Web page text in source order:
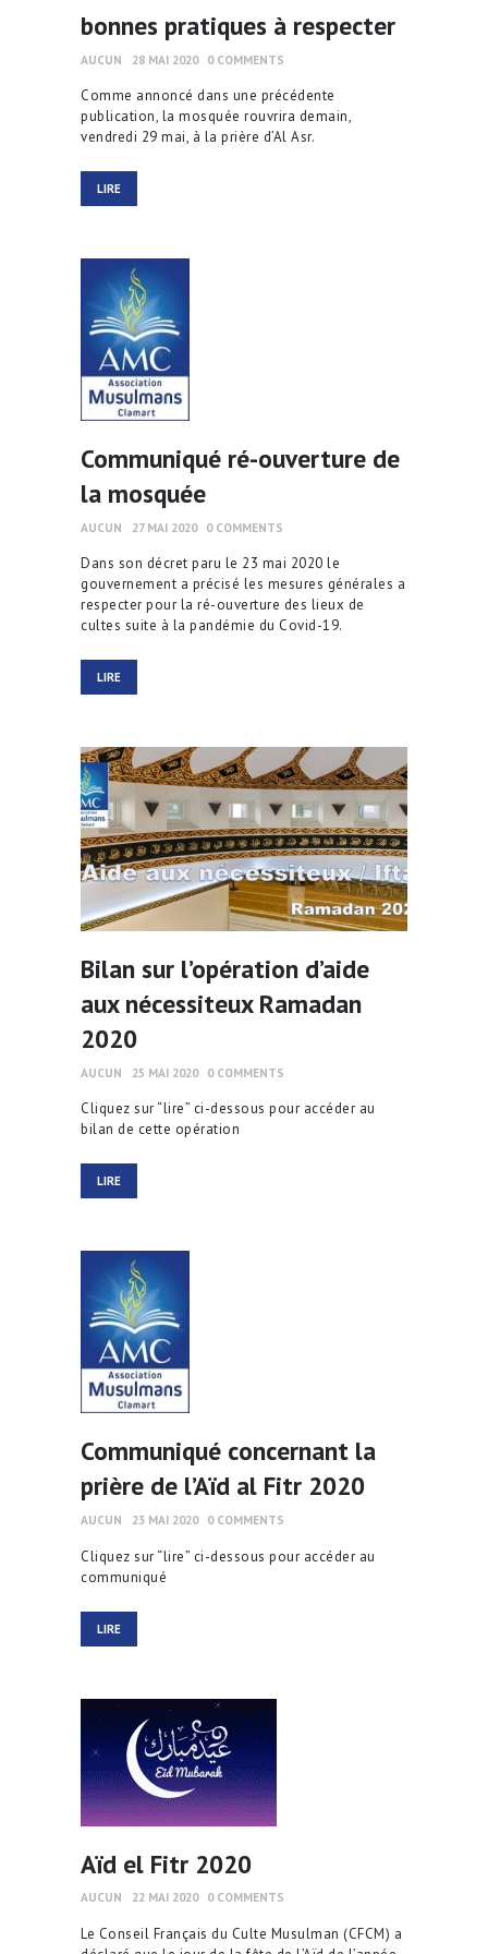
bonnes pratiques à respecter
AUCUN 28 MAI 2020 0 COMMENTS
Comme annoncé dans une précédente
publication, la mosquée rouvrira demain,
vendredi 29 mai, à la prière d’Al Asr.
LIRE
Communiqué ré-ouverture de
la mosquée
AUCUN 27 MAI 2020 0 COMMENTS
Dans son décret paru le 23 mai 2020 le
gouvernement a précisé les mesures générales a
respecter pour la ré-ouverture des lieux de
cultes suite à la pandémie du Covid-19.
LIRE
Bilan sur l’opération d’aide
aux nécessiteux Ramadan
2020
AUCUN 25 MAI 2020 0 COMMENTS
Cliquez sur “lire” ci-dessous pour accéder au
bilan de cette opération
LIRE
Communiqué concernant la
prière de l’Aïd al Fitr 2020
AUCUN 23 MAI 2020 0 COMMENTS
Cliquez sur “lire” ci-dessous pour accéder au
communiqué
LIRE
Aïd el Fitr 2020
AUCUN 22 MAI 2020 0 COMMENTS
Le Conseil Français du Culte Musulman (CFCM) a